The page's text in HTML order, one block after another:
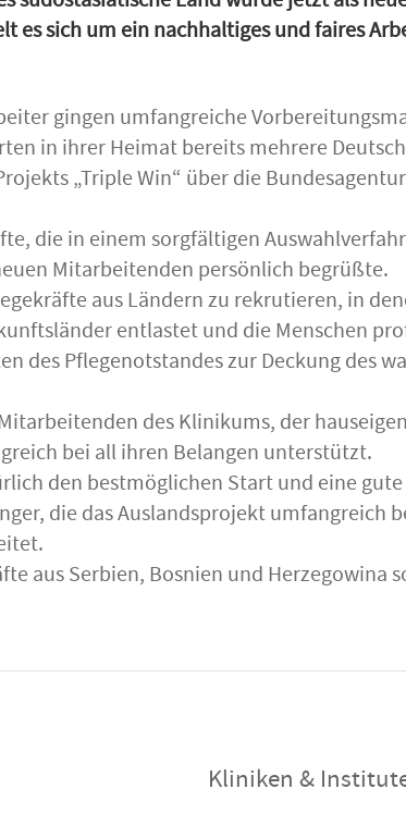
es sich um ein nachhaltiges und faires
gingen umfangreiche
in ihrer Heimat bereits mehrere
„Triple Win“ über die
die in einem sorgfältigen
Mitarbeitenden persönlich begrüßte.
aus Ländern zu rekrutieren, in
entlastet und die Menschen
des Pflegenotstandes zur Deckung des
des Klinikums, der
bei all ihren Belangen unterstützt.
den bestmöglichen Start und eine
die das Auslandsprojekt umfangreich
aus Serbien, Bosnien und Herzegowina
Kliniken &